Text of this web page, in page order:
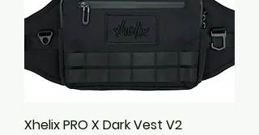
Xhelix PRO X Dark Vest V2